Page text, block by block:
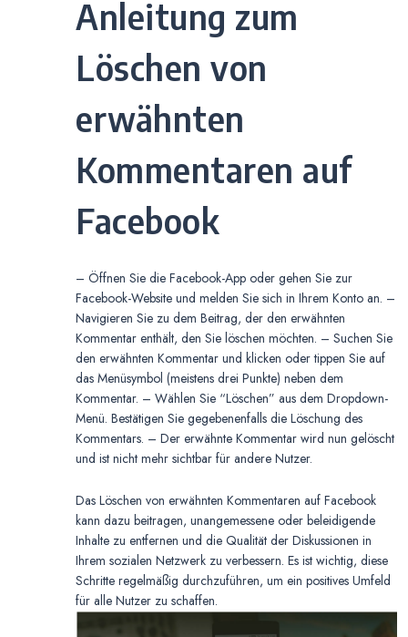
Anleitung zum
Löschen von
erwähnten
Kommentaren auf
Facebook
– Öffnen Sie die Facebook-App oder gehen Sie zur
Facebook-Website und melden Sie sich in Ihrem Konto an. –
Navigieren Sie zu dem Beitrag, der den erwähnten
Kommentar enthält, den Sie löschen möchten. – Suchen Sie
den erwähnten Kommentar und klicken oder tippen Sie auf
das Menüsymbol (meistens drei Punkte) neben dem
Kommentar. – Wählen Sie “Löschen” aus dem Dropdown-
Menü. Bestätigen Sie gegebenenfalls die Löschung des
Kommentars. – Der erwähnte Kommentar wird nun gelöscht
und ist nicht mehr sichtbar für andere Nutzer.
Das Löschen von erwähnten Kommentaren auf Facebook
kann dazu beitragen, unangemessene oder beleidigende
Inhalte zu entfernen und die Qualität der Diskussionen in
Ihrem sozialen Netzwerk zu verbessern. Es ist wichtig, diese
Schritte regelmäßig durchzuführen, um ein positives Umfeld
für alle Nutzer zu schaffen.